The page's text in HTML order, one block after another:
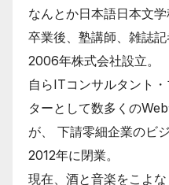
なんとか日本語日本文学
卒業後、塾講師、雑誌
2006年株式会社設立。
自らITコンサルタント
ターとして数多くの
が、 下請零細企業のビ
2012年に閉業。
現在、酒と音楽をこよ